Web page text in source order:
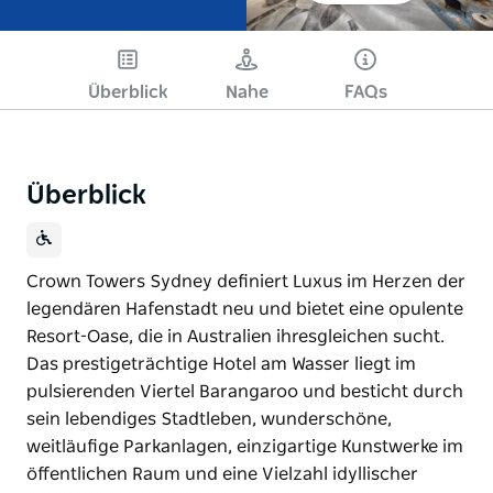
Überblick Nahe FAQs
Überblick
Crown Towers Sydney definiert Luxus im Herzen der
legendären Hafenstadt neu und bietet eine opulente
Resort-Oase, die in Australien ihresgleichen sucht.
Das prestigeträchtige Hotel am Wasser liegt im
pulsierenden Viertel Barangaroo und besticht durch
sein lebendiges Stadtleben, wunderschöne,
weitläufige Parkanlagen, einzigartige Kunstwerke im
öffentlichen Raum und eine Vielzahl idyllischer